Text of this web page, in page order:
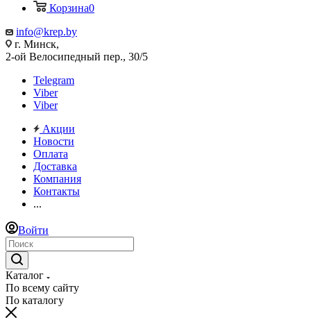
Корзина0
info@krep.by
г. Минск,
2-ой Велосипедный пер., 30/5
Telegram
Viber
Viber
Акции
Новости
Оплата
Доставка
Компания
Контакты
...
Войти
Каталог
По всему сайту
По каталогу